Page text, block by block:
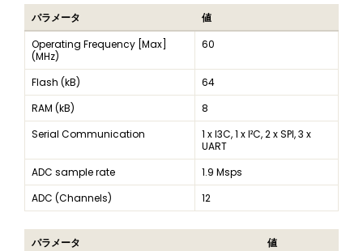
パラメータ
値
Operating Frequency [Max]
(MHz)
60
Flash (kB)
64
RAM (kB)
8
Serial Communication
1 x I3C, 1 x I²C, 2 x SPI, 3 x
UART
ADC sample rate
1.9 Msps
ADC (Channels)
12
パラメータ
値